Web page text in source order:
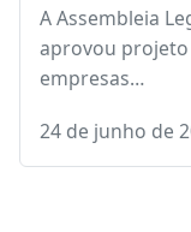
A Assembleia
aprovou projeto
empresas…
24 de junho de